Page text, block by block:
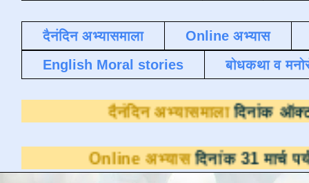
दैनंदिन अभ्यासमाला
Online अभ्यास
English Moral stories
बोधकथा व
दैनंदिन
अभ्यासदिनांक 31 मार्च पर्यंत